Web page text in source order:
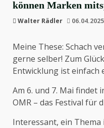
können Marken
Walter Rädler 06.04.2025
Meine These: Schach
gerne selber! Zum
Entwicklung ist einfach
Am 6. und 7. Mai findet
OMR – das Festival für
Interessant, ein Thema